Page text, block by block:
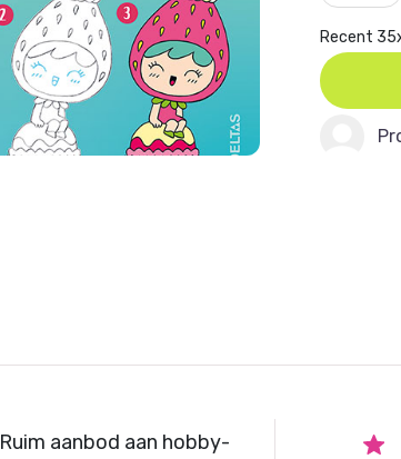
Recent
Ruim aanbod aan hobby-